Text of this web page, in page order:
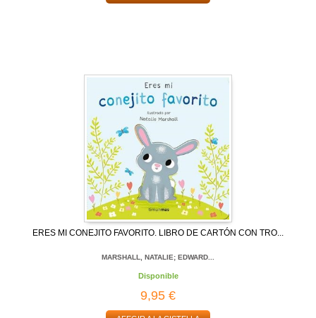
ERES MI CONEJITO FAVORITO. LIBRO DE CARTÓN CON TRO...
MARSHALL, NATALIE; EDWARD...
Disponible
9,95 €